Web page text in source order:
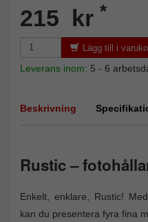
215 kr *
Lägg till i
Leverans inom: 5 - 6
Beskrivning
Rustic –
Enkelt, enklare, Rustic!
kan du presentera fyra fina